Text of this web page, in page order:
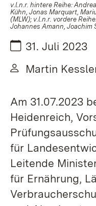
v.l.n.r. hintere Reihe:
Kühn, Jonas Marquart,
(MLW); v.l.n.r. vordere
Johannes Amann, Joachim
Datum:
31. Juli 2023
Von:
Martin
Am 31.07.2023
Heidenreich,
für
Leitende
für Ernährung,